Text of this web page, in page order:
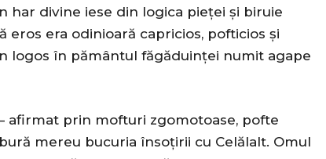
har divine iese din logica pieței și biruie
eros era odinioară capricios, pofticios şi
logos în pământul făgăduinței numit agape
afirmat prin mofturi zgomotoase, pofte
mereu bucuria însoțirii cu Celălalt. Omul